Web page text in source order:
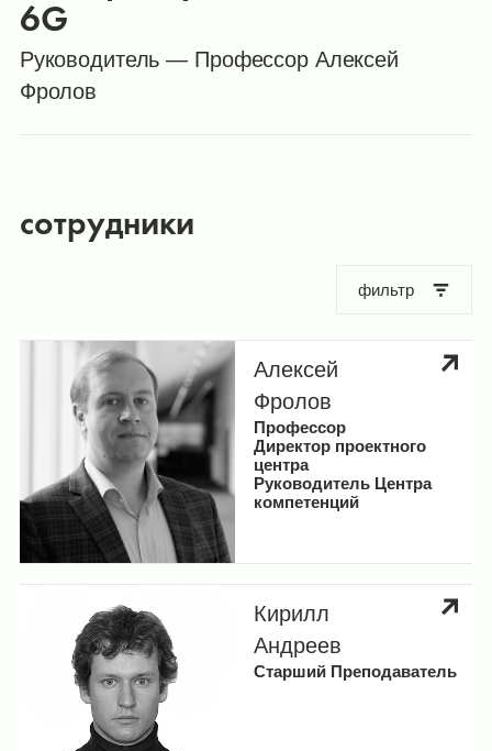
6G
Руководитель — Профессор Алексей
Фролов
сотрудники
фильтр
Лаборатории и исследовательские
группы
Лаборатория беспроводной связи
Категории
Профессорско-преподавательский
состав
Применить фильтры
Алексей
Фролов
Профессор
Директор проектного
центра
Руководитель Центра
компетенций
Кирилл
Андреев
Старший Преподаватель